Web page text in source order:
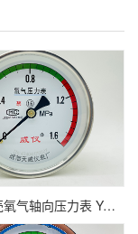
不锈钢外壳氧气轴向压力表 YO-100B-Z